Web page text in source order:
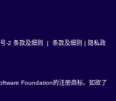
-2 条款及细则 | 条款及细则 | 隐私政
Foundation的注册商标。如欲了